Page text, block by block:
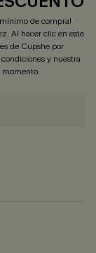
de compra!
Al hacer clic en este
de Cupshe por
y nuestra
momento.